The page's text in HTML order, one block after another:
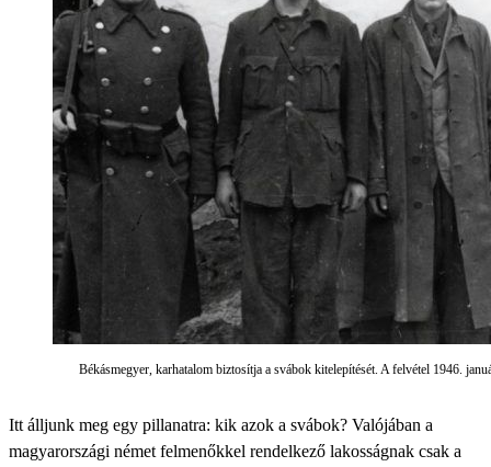
Békásmegyer, karhatalom biztosítja a svábok kitelepítését. A felvétel 1946.
Itt álljunk meg egy pillanatra: kik azok a svábok? Valójában a
magyarországi német felmenőkkel rendelkező lakosságnak csak a